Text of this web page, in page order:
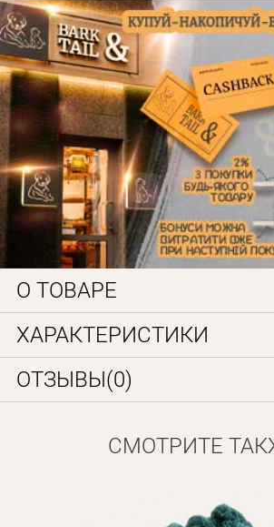
О ТОВАРЕ
ХАРАКТЕРИСТИКИ
ОТЗЫВЫ(0)
СМОТРИТЕ
Личные данные
Вам на почту будет отправленно